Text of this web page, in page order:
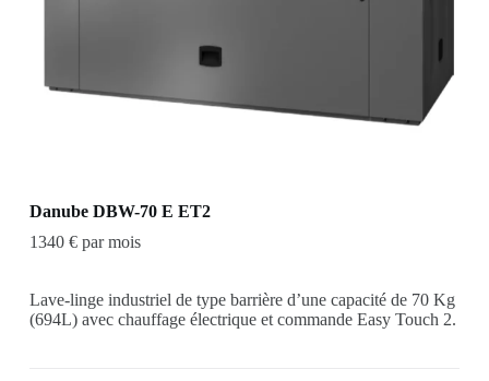
Danube DBW-70 E ET2
1340 € par mois
Lave-linge industriel de type barrière d’une capacité de 70 Kg
(694L) avec chauffage électrique et commande Easy Touch 2.